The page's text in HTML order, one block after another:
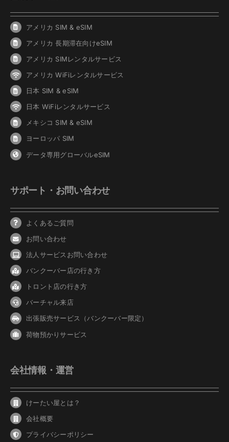
アメリカ SIM & eSIM
アメリカ 長期滞在向けeSIM
アメリカ SIMレンタルサービス
アメリカ WiFiレンタルサービス
日本 SIM & eSIM
日本 WiFiレンタルサービス
メキシコ SIM & eSIM
ヨーロッパ SIM
データ専用グローバルeSIM
サポート・お問い合わせ
よくあるご質問
お問い合わせ
法人サービスお問い合わせ
バンクーバー店の行き方
トロント店の行き方
バーチャル来店
出張販売サービス（バンクーバー限定）
荷物預かりサービス
会社情報・運営
けーたい屋とは？
会社概要
プライバシーポリシー